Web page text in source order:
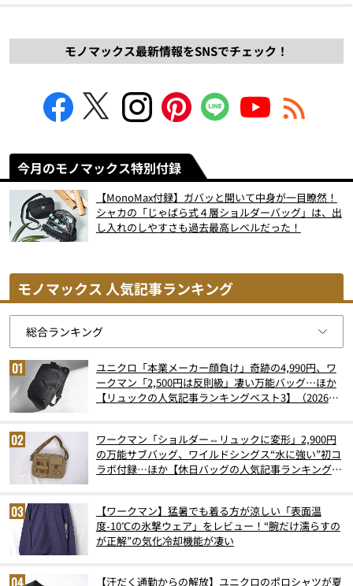
モノマックス最新情報をSNSでチェック！
今月のモノマックス特別付録
【MonoMax付録】ガバッと開いて中身が一目瞭然！
シャカの「じゃばら式４層ショルダーバッグ」は、出
し入れのしやすさも過去最高レベルだった！
モノマックス 人気記事ランキング
ユニクロ「本業メーカー顔負け」奇跡の4,990円、ワ
ークマン「2,500円は反則級」凄い万能バッグ…ほか
【リュックの人気記事ランキングベスト3】（2026年
ワークマン「ショルダー⇔リュックに変形」2,900円
の万能サブバッグ、ワイルドシングス“水に強い”初コ
ラボ付録…ほか【休日バッグの人気記事ランキングベ
【ワークマン】猛暑でも着る方が涼しい「表面温
度-10℃の氷撃ウェア」をレビュー！“腕だけ濡らすの
が正解”の気化冷却機能が凄い
【汗だく通勤からの解放】ユニクロのポロシャツが夏